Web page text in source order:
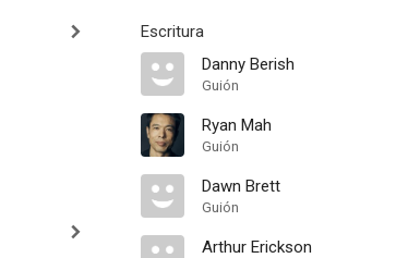
Escritura
Danny Berish
Guión
Ryan Mah
Guión
Dawn Brett
Guión
Arthur Erickson